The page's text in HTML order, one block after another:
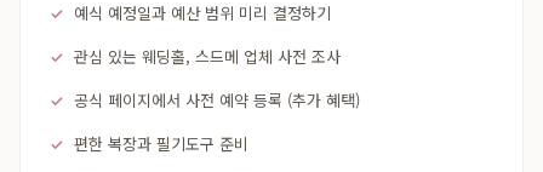
예식 예정일과 예산 범위 미리 결정하기
관심 있는 웨딩홀, 스드메 업체 사전 조사
공식 페이지에서 사전 예약 등록 (추가 혜택)
편한 복장과 필기도구 준비